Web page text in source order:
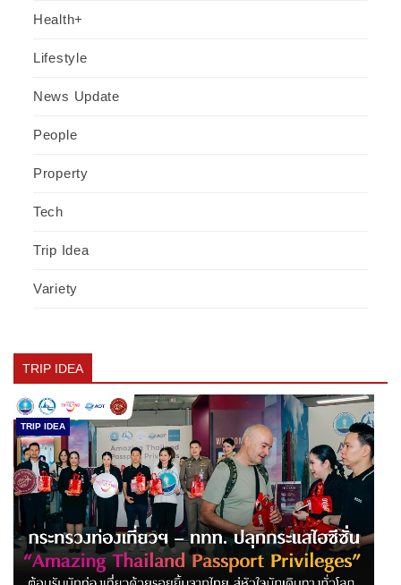
Health+
Lifestyle
News Update
People
Property
Tech
Trip Idea
Variety
TRIP IDEA
TRIP IDEA